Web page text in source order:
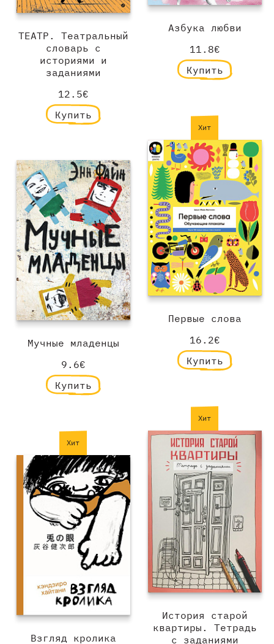
Азбука любви
11.8€
Купить
ТЕАТР. Театральный
словарь с
историями и
заданиями
12.5€
Купить
Хит
Первые слова
16.2€
Купить
Мучные младенцы
9.6€
Купить
Хит
История старой
квартиры. Тетрадь
с заданиями
Хит
Взгляд кролика